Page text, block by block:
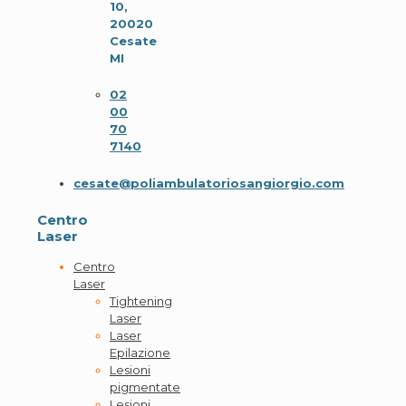
10,
20020
Cesate
MI
02
00
70
7140
cesate@poliambulatoriosangiorgio.com
Centro
Laser
Centro
Laser
Tightening
Laser
Laser
Epilazione
Lesioni
pigmentate